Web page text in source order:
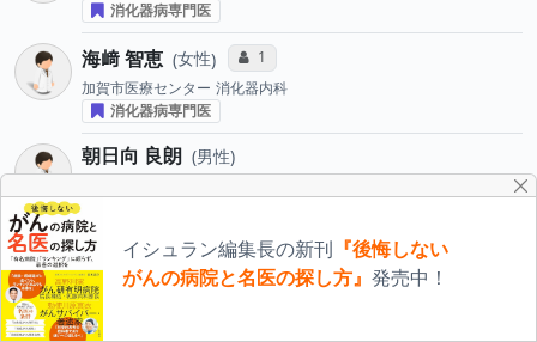
消化器病専門医
海﨑 智恵 女性 コミュニケーション・タイプ投票数
1
加賀市医療センター 消化器内科
消化器病専門医
朝日向 良朗 男性
龍澤 泰彦
石川県済生会金沢病院 外科
消化器外科専門医
消化器病専門医
今井 哲也
イシュラン編集長の新刊
『後悔しない
がんの病院と名医の探し方』 発売中！